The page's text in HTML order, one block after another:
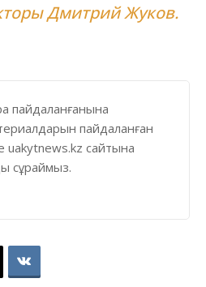
Дмитрий Жуков.
пайдаланғанына
пайдаланған
uakytnews.kz сайтына
сұраймыз.